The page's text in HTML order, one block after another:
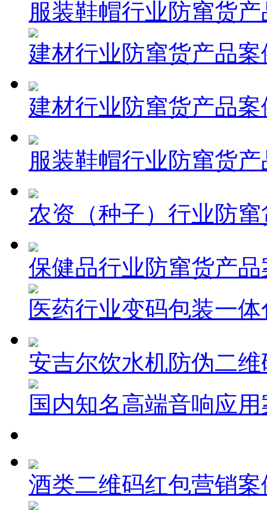
服装鞋帽行业防窜货
建材行业防窜货产品案
建材行业防窜货产品案
服装鞋帽行业防窜货
农资（种子）行业防
保健品行业防窜货产品
医药行业变码包装一
安吉尔饮水机防伪二
国内知名高端音响应
酒类二维码红包营销案